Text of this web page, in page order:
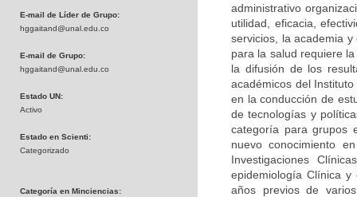
E-mail de Líder de Grupo:
hggaitand@unal.edu.co
E-mail de Grupo:
hggaitand@unal.edu.co
Estado UN:
Activo
Estado en Scienti:
Categorizado
Categoría en Minciencias:
administrativo
utilidad, eficacia,
servicios, la academia
para la salud requiere
la difusión de los
académicos del
en la conducción de
de tecnologías y
categoría para grupos
nuevo conocimiento
Investigaciones
epidemiología Clínica y
años previos de